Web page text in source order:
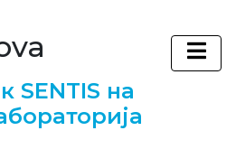
SENTIS на